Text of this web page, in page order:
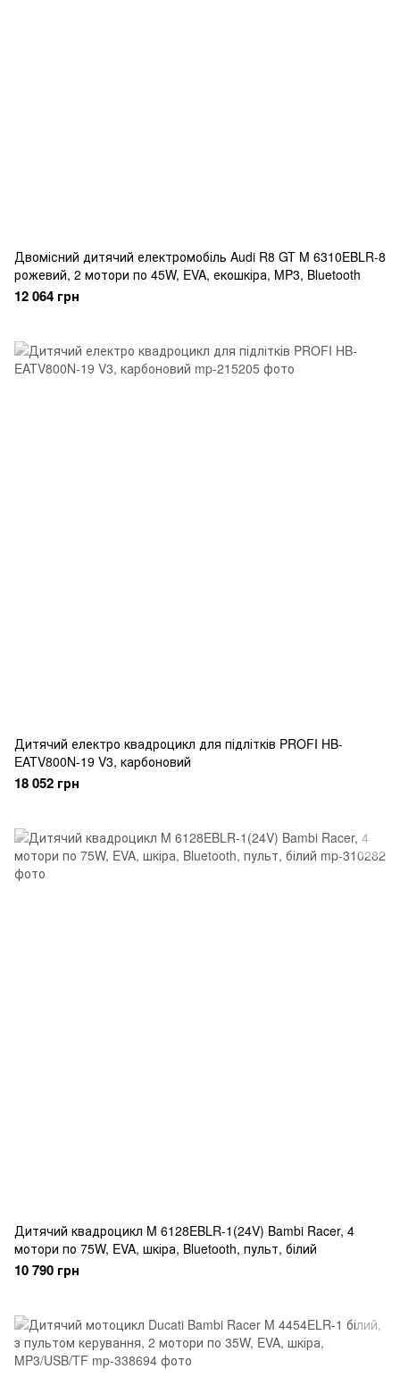
Двомісний дитячий електромобіль Audi R8 GT M 6310EBLR-8
рожевий, 2 мотори по 45W, EVA, екошкіра, MP3, Bluetooth
12 064 грн
Дитячий електро квадроцикл для підлітків PROFI HB-
EATV800N-19 V3, карбоновий
18 052 грн
Дитячий квадроцикл M 6128EBLR-1(24V) Bambi Racer, 4
мотори по 75W, EVA, шкіра, Bluetooth, пульт, білий
10 790 грн